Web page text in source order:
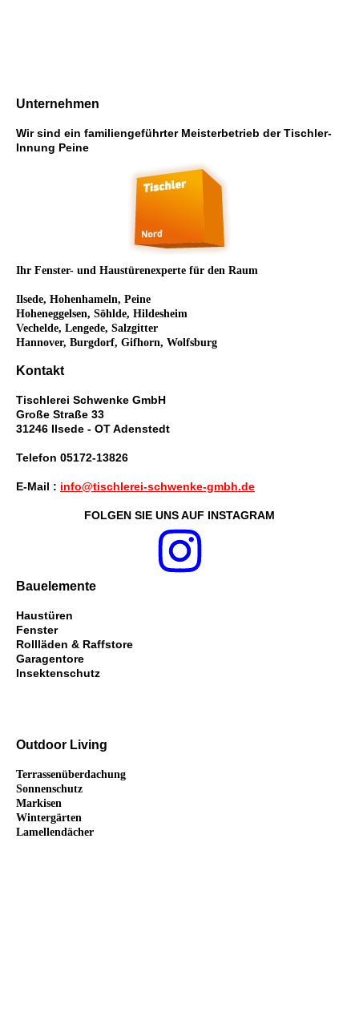
Unternehmen
Wir sind ein familiengeführter Meisterbetrieb der Tischler-
Innung Peine
Ihr Fenster- und Haustürenexperte für den Raum
Ilsede, Hohenhameln, Peine
Hoheneggelsen, Söhlde, Hildesheim
Vechelde, Lengede, Salzgitter
Hannover, Burgdorf, Gifhorn, Wolfsburg
Kontakt
Tischlerei Schwenke GmbH
Große Straße 33
31246 Ilsede - OT Adenstedt
Telefon 05172-13826
E-Mail : info@tischlerei-schwenke-gmbh.de
FOLGEN SIE UNS AUF INSTAGRAM
Bauelemente
Haustüren
Fenster
Rollläden & Raffstore
Garagentore
Insektenschutz
Outdoor Living
Terrassenüberdachung
Sonnenschutz
Markisen
Wintergärten
Lamellendächer